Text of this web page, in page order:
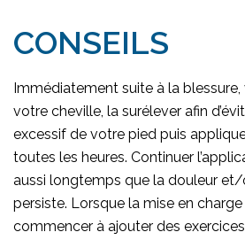
CONSEILS
Immédiatement suite à la
votre cheville, la surélever afin
excessif de votre pied puis
toutes les heures. Continuer
aussi longtemps que la douleur
persiste. Lorsque la mise en
commencer à ajouter des